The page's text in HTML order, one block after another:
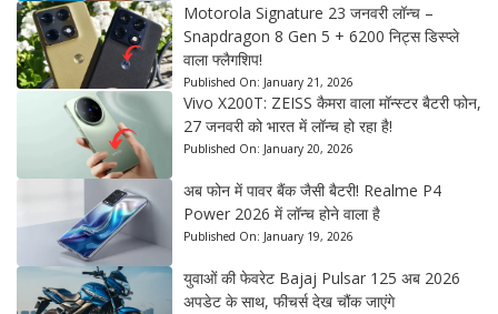
Motorola Signature 23 जनवरी लॉन्च –
Snapdragon 8 Gen 5 + 6200 निट्स डिस्प्ले
वाला फ्लैगशिप!
Published On: January 21, 2026
Vivo X200T: ZEISS कैमरा वाला मॉन्स्टर बैटरी फोन,
27 जनवरी को भारत में लॉन्च हो रहा है!
Published On: January 20, 2026
अब फोन में पावर बैंक जैसी बैटरी! Realme P4
Power 2026 में लॉन्च होने वाला है
Published On: January 19, 2026
युवाओं की फेवरेट Bajaj Pulsar 125 अब 2026
अपडेट के साथ, फीचर्स देख चौंक जाएंगे